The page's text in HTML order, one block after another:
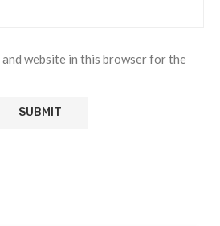
and website in this browser for the